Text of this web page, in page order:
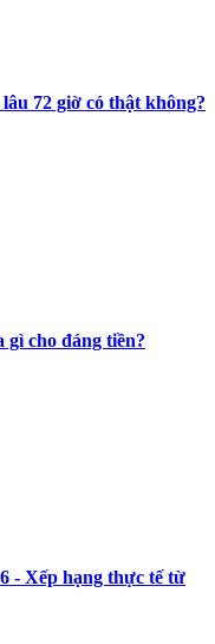
72 giờ có thật không?
gì cho đáng tiền?
- Xếp hạng thực tế từ